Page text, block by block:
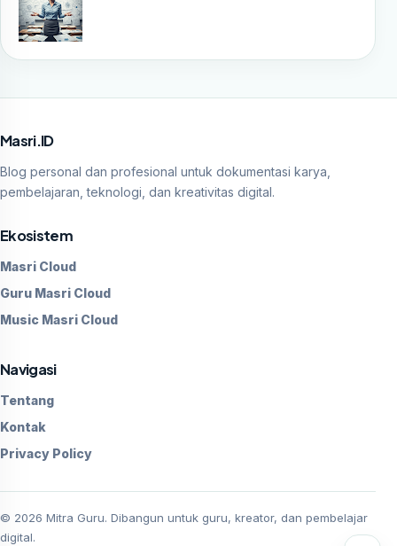
Masri.ID
Blog personal dan profesional untuk dokumentasi karya,
pembelajaran, teknologi, dan kreativitas digital.
Ekosistem
Masri Cloud
Guru Masri Cloud
Music Masri Cloud
Navigasi
Tentang
Kontak
Privacy Policy
© 2026 Mitra Guru. Dibangun untuk guru, kreator, dan pembelajar
digital.